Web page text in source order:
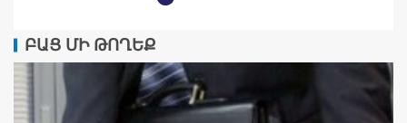
ԲԱՑ ՄԻ ԹՈՂԵՔ